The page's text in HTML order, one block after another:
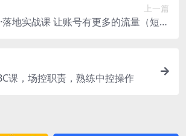
上一篇
落地实战课 让账号有更多的流量（短视
课，场控职责，熟练中控操作